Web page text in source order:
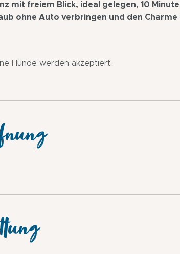
mit freiem Blick, ideal gelegen, 10
ohne Auto verbringen und den
Hunde werden akzeptiert.